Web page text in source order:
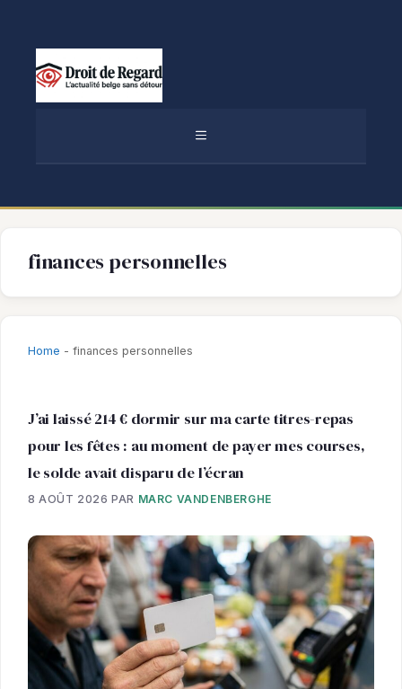
MENU
finances personnelles
Home - finances personnelles
J’ai laissé 214 € dormir sur ma carte titres-repas
pour les fêtes : au moment de payer mes courses,
le solde avait disparu de l’écran
8 AOÛT 2026 PAR MARC VANDENBERGHE